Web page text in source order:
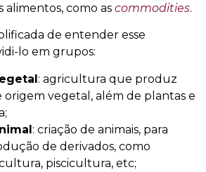
alimentos, como as commodities.
de entender esse
lo em grupos:
: agricultura que produz
origem vegetal, além de plantas e
: criação de animais, para
de derivados, como
piscicultura, etc;